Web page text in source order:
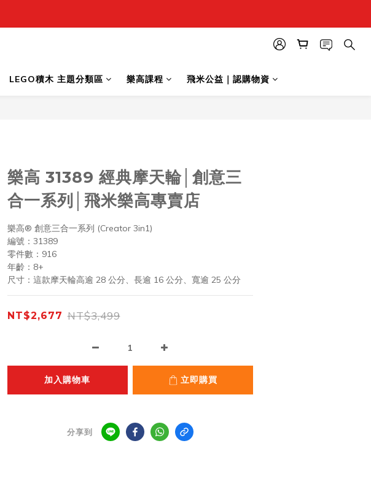
LEGO積木 主題分類區 樂高課程 飛米公益｜認購物資
樂高 31389 經典摩天輪│創意三
合一系列│飛米樂高專賣店
樂高® 創意三合一系列 (Creator 3in1)
編號：31389
零件數：916
年齡：8+
尺寸：這款摩天輪高逾 28 公分、長逾 16 公分、寬逾 25 公分
NT$2,677 NT$3,499
加入購物車 立即購買
分享到